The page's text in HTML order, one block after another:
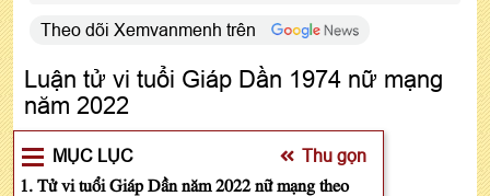
Theo dõi Xemvanmenh trên
Luận tử vi tuổi Giáp Dần 1974 nữ mạng
năm 2022
MỤC LỤC Thu gọn
1. Tử vi tuổi Giáp Dần năm 2022 nữ mạng theo